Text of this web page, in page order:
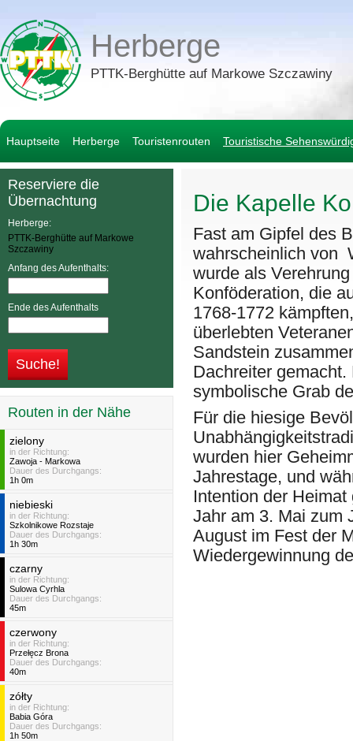
Herberge
PTTK-Berghütte auf Markowe Szczawiny
Hauptseite Herberge Touristenrouten Touristische
Reserviere die
Übernachtung
Herberge:
PTTK-Berghütte auf Markowe
Szczawiny
Anfang des Aufenthalts:
Ende des Aufenthalts
Routen in der Nähe
zielony
in der Richtung:
Zawoja - Markowa
Dauer des Durchgangs:
1h 0m
niebieski
in der Richtung:
Szkolnikowe Rozstaje
Dauer des Durchgangs:
1h 30m
czarny
in der Richtung:
Sulowa Cyrhla
Dauer des Durchgangs:
45m
czerwony
in der Richtung:
Przełęcz Brona
Dauer des Durchgangs:
40m
zółty
in der Richtung:
Babia Góra
Dauer des Durchgangs:
1h 50m
Die Kapelle
Fast am Gipfel des
wahrscheinlich von
wurde als
Konföderation, die
1768-1772
überlebten
Sandstein
Dachreiter
symbolische Grab
Für die hiesige
wurden hier
Jahrestage, und
Intention der
Jahr am 3. Mai zum
August im Fest der
Wiedergewinnung